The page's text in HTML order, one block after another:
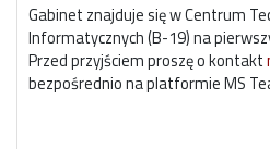
Gabinet znajduje się w Centrum
Informatycznych (B-19) na
Przed przyjściem proszę o kontakt
bezpośrednio na platformie MS